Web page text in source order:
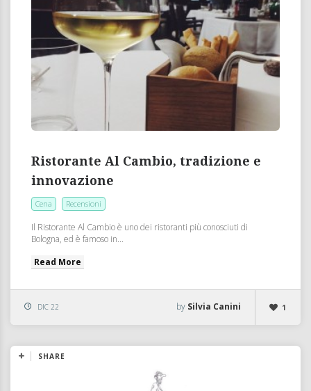
Ristorante Al Cambio, tradizione e
innovazione
Cena Recensioni
Il Ristorante Al Cambio è uno dei ristoranti più conosciuti di
Bologna, ed è famoso in...
Read More
DIC 22 1
by Silvia Canini
SHARE